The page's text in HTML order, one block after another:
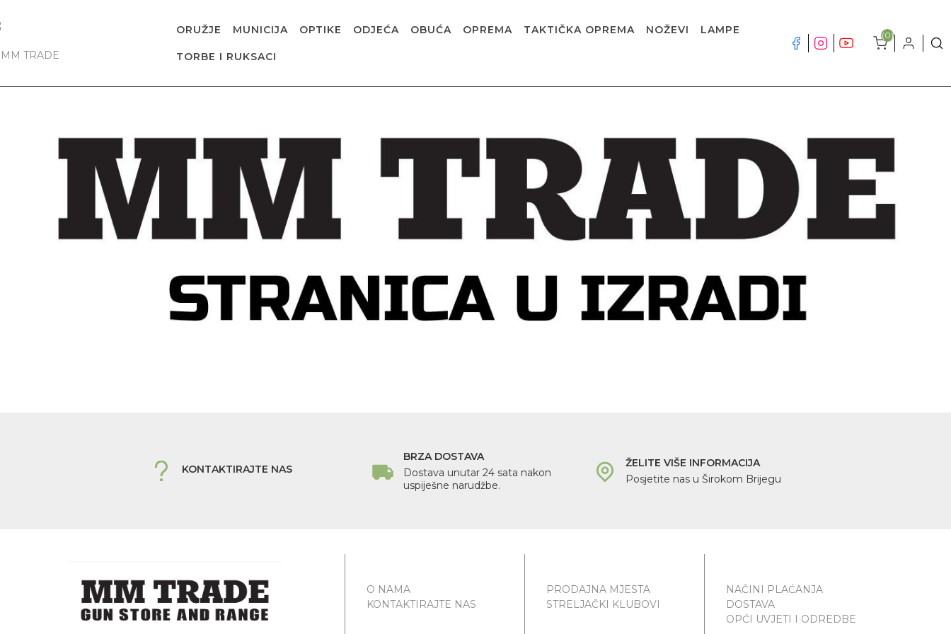
(0)
ORUŽJE MUNICIJA OPTIKE ODJEĆA OBUĆA OPREMA TAKTIČKA OPREMA NOŽEVI LAMPE
TORBE I RUKSACI
KONTAKTIRAJTE NAS
BRZA DOSTAVA
Dostava unutar 24 sata nakon
uspiješne narudžbe.
ŽELITE VIŠE INFORMACIJA
Posjetite nas u Širokom Brijegu
O NAMA
KONTAKTIRAJTE NAS
PRODAJNA MJESTA
STRELJAČKI KLUBOVI
NAČINI PLAĆANJA
DOSTAVA
OPĆI UVJETI I ODREDBE